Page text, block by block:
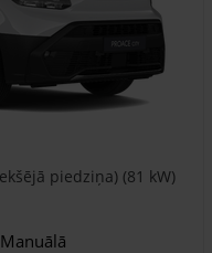
piedziņa) (81 kW)
Manuālā